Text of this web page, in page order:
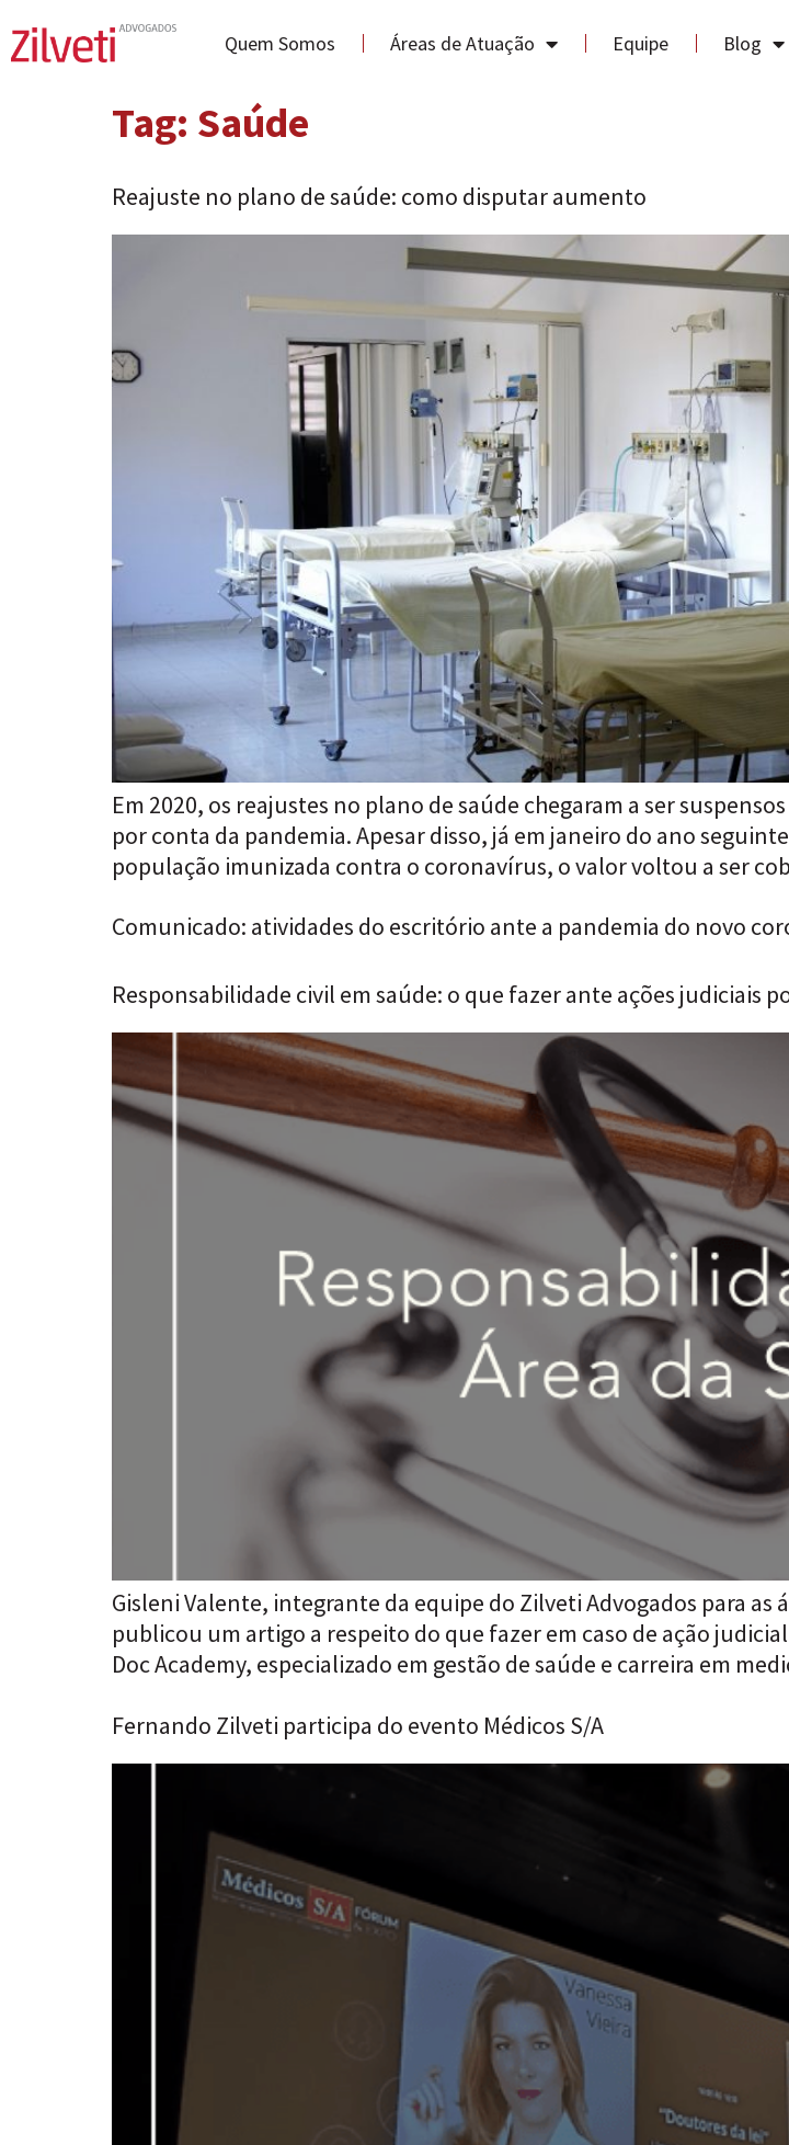
Quem Somos Áreas de Atuação Equipe Blog
Tag: Saúde
Reajuste no plano de saúde: como disputar aumento
Em 2020, os reajustes no plano de saúde chegaram a ser
por conta da pandemia. Apesar disso, já em janeiro do ano
população imunizada contra o coronavírus, o valor voltou a ser
Comunicado: atividades do escritório ante a pandemia do novo
Responsabilidade civil em saúde: o que fazer ante ações judiciais
Gisleni Valente, integrante da equipe do Zilveti Advogados para
publicou um artigo a respeito do que fazer em caso de ação
Doc Academy, especializado em gestão de saúde e carreira em
Fernando Zilveti participa do evento Médicos S/A